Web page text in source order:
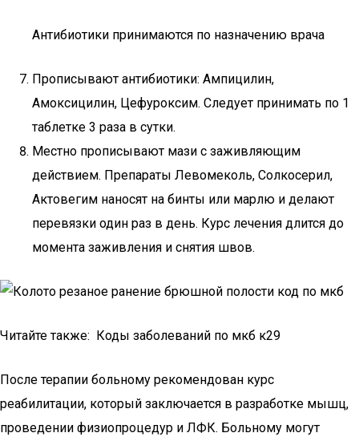
Антибиотики принимаются по назначению врача
Прописывают антибиотики: Ампицилин,
Амоксицилин, Цефуроксим. Следует принимать по 1
таблетке 3 раза в сутки.
Местно прописывают мази с заживляющим
действием. Препараты Левомеколь, Солкосерил,
Актовегим наносят на бинты или марлю и делают
перевязки один раз в день. Курс лечения длится до
момента заживления и снятия швов.
Читайте также: Коды заболеваний по мкб к29
После терапии больному рекомендован курс
реабилитации, который заключается в разработке мышц,
проведении физиопроцедур и ЛФК. Больному могут